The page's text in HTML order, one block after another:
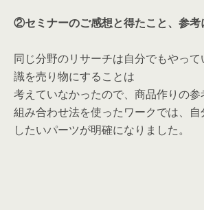
②セミナーのご感想と得たこと、参考
同じ分野のリサーチは自分でもやって
識を売り物にすることは
考えていなかったので、 商品作りの参
組み合わせ法を使ったワークでは、
したいパーツが明確になりました。